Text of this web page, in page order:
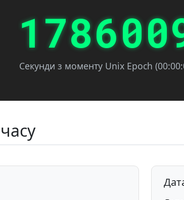
Секунди з моменту Unix Epoch